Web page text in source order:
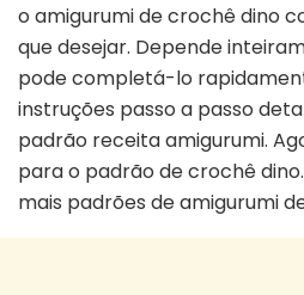
o amigurumi de crochê dino
que desejar. Depende
pode completá-lo
instruções passo a passo
padrão receita amigurumi.
para o padrão de crochê
mais padrões de amigurumi